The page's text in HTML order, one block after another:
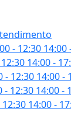
- 12:30 14:00
14:00 -
- 12:30 14:00 -
- 12:30 14:00 -
12:30 14:00 -